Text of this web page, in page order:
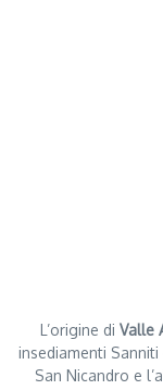
L’origine di Valle
insediamenti
San Nicandro e